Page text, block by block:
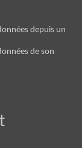
depuis un
de son